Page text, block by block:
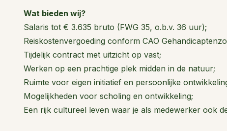
Wat bieden wij?
Salaris tot € 3.635 bruto (FWG 35, o.b.v. 36 uur);
Reiskostenvergoeding conform CAO
Tijdelijk contract met uitzicht op vast;
Werken op een prachtige plek midden in de natuur;
Ruimte voor eigen initiatief en persoonlijke
Mogelijkheden voor scholing en ontwikkeling;
Een rijk cultureel leven waar je als medewerker ook